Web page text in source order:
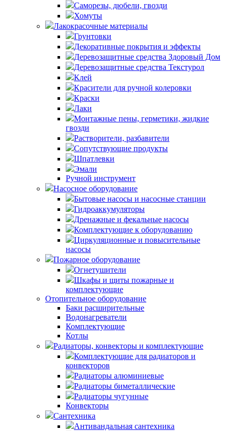
Саморезы, дюбели, гвозди
Хомуты
Лакокрасочные материалы
Грунтовки
Декоративные покрытия и эффекты
Деревозащитные средства Здоровый Дом
Деревозащитные средства Текстурол
Клей
Красители для ручной колеровки
Краски
Лаки
Монтажные пены, герметики, жидкие
гвозди
Растворители, разбавители
Сопутствующие продукты
Шпатлевки
Эмали
Ручной инструмент
Насосное оборудование
Бытовые насосы и насосные станции
Гидроаккумуляторы
Дренажные и фекальные насосы
Комплектующие к оборудованию
Циркуляционные и повысительные
насосы
Пожарное оборудование
Огнетушители
Шкафы и щиты пожарные и
комплектующие
Отопительное оборудование
Баки расширительные
Водонагреватели
Комплектующие
Котлы
Радиаторы, конвекторы и комплектующие
Комплектующие для радиаторов и
конвекторов
Радиаторы алюминиевые
Радиаторы биметаллические
Радиаторы чугунные
Конвекторы
Сантехника
Антивандальная сантехника